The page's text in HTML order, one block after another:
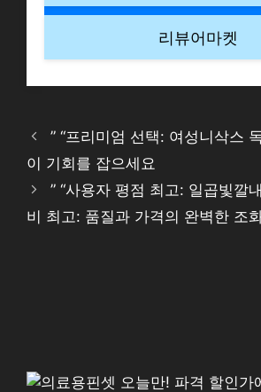
리뷰어마켓
” “프리미엄 선택: 여성니삭스
이 기회를 잡으세요
” “사용자 평점 최고: 일곱빛깔
비 최고: 품질과 가격의 완벽한 조